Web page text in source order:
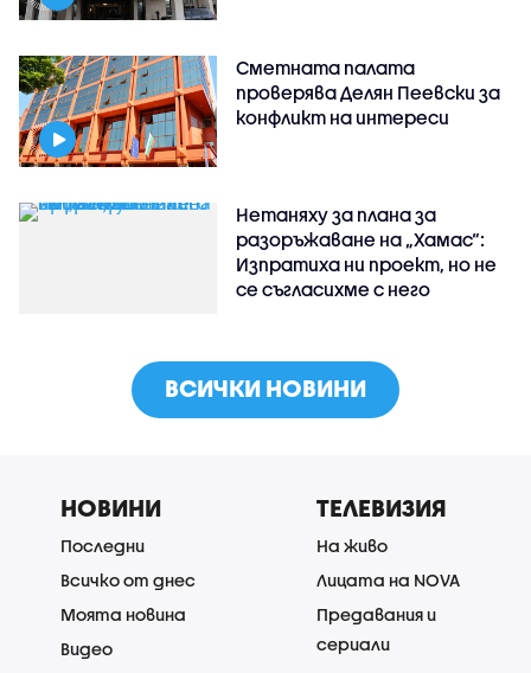
Сметната палата
проверява Делян Пеевски за
конфликт на интереси
Нетаняху за плана за
разоръжаване на „Хамас“:
Изпратиха ни проект, но не
се съгласихме с него
ВСИЧКИ НОВИНИ
НОВИНИ
Последни
Всичко от днес
Моята новина
Видео
ТЕЛЕВИЗИЯ
На живо
Лицата на NOVA
Предавания и
сериали